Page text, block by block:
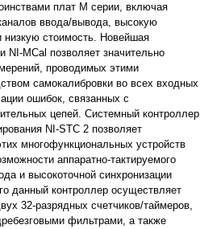
плат М серии, включая
ввода/вывода, высокую
низкую стоимость. Новейшая
NI-MCal позволяет значительно
проводимых этими
самокалибровки во всех входных
ошибок, связанных с
цепей. Системный контроллер
NI-STC 2 позволяет
многофункциональных устройств
аппаратно-тактируемого
и высокоточной синхронизации
данный контроллер осуществляет
32-разрядных счетчиков/таймеров,
фильтрами, а также